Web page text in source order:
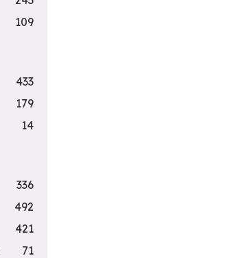
109
433
179
14
336
492
421
71